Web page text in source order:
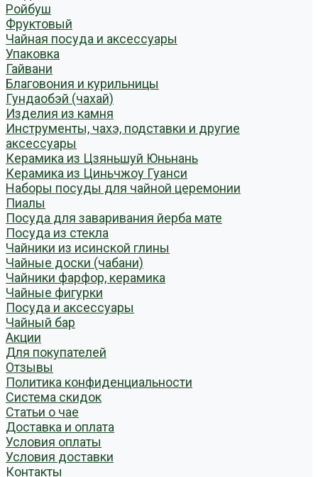
Ройбуш
Фруктовый
Чайная посуда и аксессуары
Упаковка
Гайвани
Благовония и курильницы
Гундаобэй (чахай)
Изделия из камня
Инструменты, чахэ, подставки и другие
аксессуары
Керамика из Цзяньшуй Юньнань
Керамика из Циньчжоу Гуанси
Наборы посуды для чайной церемонии
Пиалы
Посуда для заваривания йерба мате
Посуда из стекла
Чайники из исинской глины
Чайные доски (чабани)
Чайники фарфор, керамика
Чайные фигурки
Посуда и аксессуары
Чайный бар
Акции
Для покупателей
Отзывы
Политика конфиденциальности
Система скидок
Статьи о чае
Доставка и оплата
Условия оплаты
Условия доставки
Контакты